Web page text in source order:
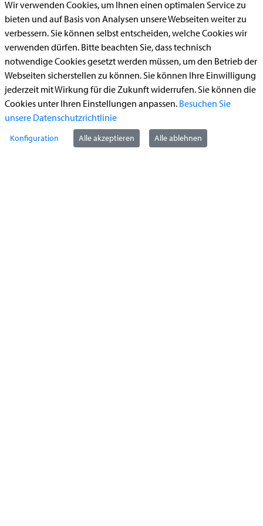
Aufenthaltserlaubnis
Bauantrag
Begleitetes Fahren ab 17 (Erstantrag)
Führerschein (Umtausch)
Reiterplakette (Verlängerungsantrag online)
Ummeldung zugelassenes Fahrzeug
Kontakt
Wir verwenden Cookies, um Ihnen einen optimalen Service zu
bieten und auf Basis von Analysen unsere Webseiten weiter zu
verbessern. Sie können selbst entscheiden, welche Cookies wir
verwenden dürfen. Bitte beachten Sie, dass technisch
notwendige Cookies gesetzt werden müssen, um den Betrieb der
Webseiten sicherstellen zu können. Sie können Ihre Einwilligung
jederzeit mit Wirkung für die Zukunft widerrufen. Sie können die
Cookies unter Ihren Einstellungen anpassen. Besuchen Sie
unsere Datenschutzrichtlinie
Konfiguration Alle akzeptieren Alle ablehnen